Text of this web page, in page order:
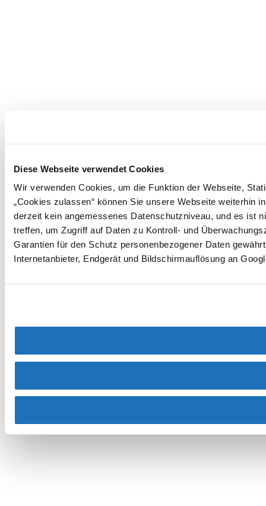
Diese Webseite verwendet Cookies
Wir verwenden Cookies, um die Funktion der Webseite,
„Cookies zulassen“ können Sie unsere Webseite weiterhin
derzeit kein angemessenes Datenschutzniveau, und es ist
treffen, um Zugriff auf Daten zu Kontroll- und
Garantien für den Schutz personenbezogener Daten
Internetanbieter, Endgerät und Bildschirmauflösung an